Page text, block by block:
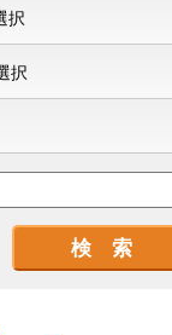
択
択